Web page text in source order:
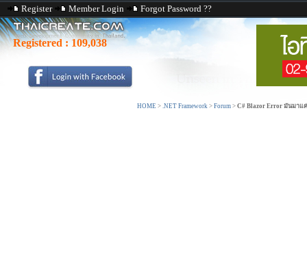
Register Member Login Forgot Password ??
Registered : 109,038
HOME > .NET Framework > Forum > C# Blazor Error มันมาแ